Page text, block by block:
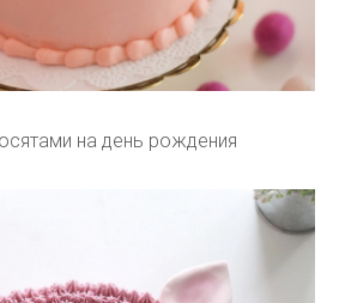
на день рождения